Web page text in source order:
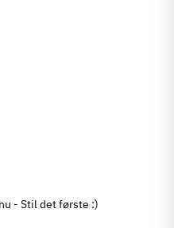
- Stil det første :)